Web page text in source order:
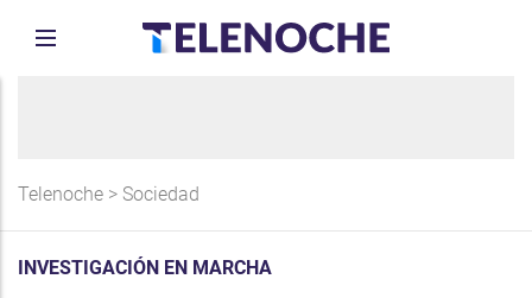
Telenoche > Sociedad
INVESTIGACIÓN EN MARCHA